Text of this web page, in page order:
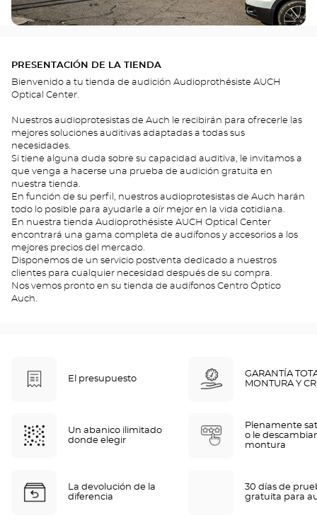
PRESENTACIÓN DE LA TIENDA
Bienvenido a tu tienda de audición Audioprothésiste AUCH
Optical Center.
Nuestros audioprotesistas de Auch le recibirán para ofrecerle las
mejores soluciones auditivas adaptadas a todas sus
necesidades.
Si tiene alguna duda sobre su capacidad auditiva, le invitamos a
que venga a hacerse una prueba de audición gratuita en
nuestra tienda.
En función de su perfil, nuestros audioprotesistas de Auch harán
todo lo posible para ayudarle a oír mejor en la vida cotidiana.
En nuestra tienda Audioprothésiste AUCH Optical Center
encontrará una gama completa de audífonos y accesorios a los
mejores precios del mercado.
Disponemos de un servicio postventa dedicado a nuestros
clientes para cualquier necesidad después de su compra.
Nos vemos pronto en su tienda de audífonos Centro Óptico
Auch.
El presupuesto
GARANTÍA
MONTURA Y
Un abanico ilimitado
donde elegir
Plenamente
o le
montura
La devolución de la
diferencia
30 días de
gratuita para